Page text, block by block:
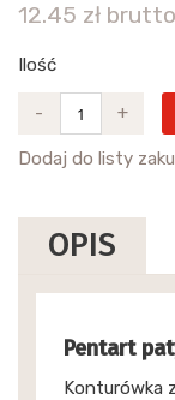
12.45 zł brutto
Ilość
- +
Dodaj do listy
OPIS
Pentart
Konturówka